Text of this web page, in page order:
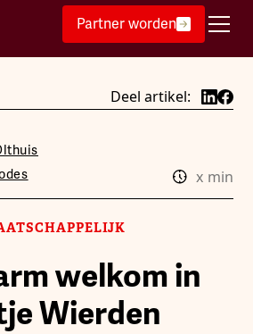
Partner worden
Deel artikel:
x min
welkom in
Wierden